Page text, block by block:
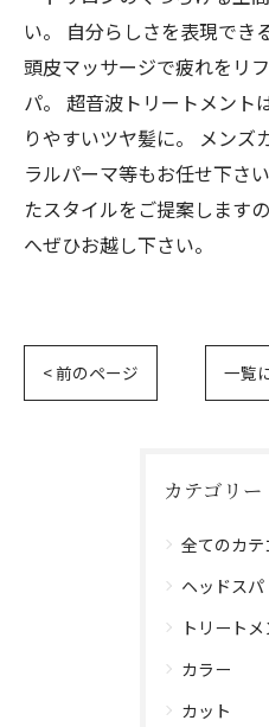
い。 自分らしさを表現でき
頭皮マッサージで疲れをリ
パ。 超音波トリートメント
りやすいツヤ髪に。 メンズ
ラルパーマ等もお任せ下さ
たスタイルをご提案します
へぜひお越し下さい。
< 前のページ 一覧
カテゴリー
全てのカテ
ヘッドスパ
トリートメ
カラー
カット